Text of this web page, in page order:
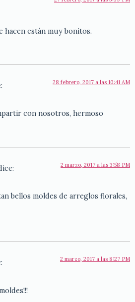
hacen están muy bonitos.
28 febrero, 2017 a las 10:41 AM
con nosotros, hermoso
2 marzo, 2017 a las 3:58 PM
bellos moldes de arreglos florales,
2 marzo, 2017 a las 8:27 PM